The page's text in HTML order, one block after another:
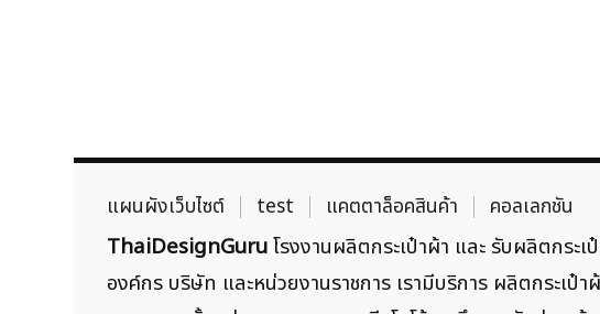
แผนผังเว็บไซต์ test แคตตาล็อคสินค้า คอลเลกชัน
ThaiDesignGuruโรงงานผลิตกระเป๋าผ้า และ รับผลิตกระเ
องค์กร บริษัท และหน่วยงานราชการ เรามีบริการ ผลิตกระเป๋า